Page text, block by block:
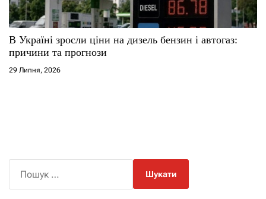
В Україні зросли ціни на дизель бензин і автогаз:
причини та прогнози
29 Липня, 2026